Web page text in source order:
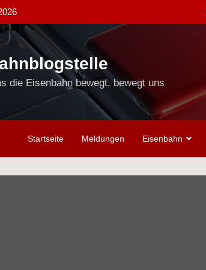
die Eisenbahn bewegt, bewegt uns
Startseite Meldungen Eisenbahn